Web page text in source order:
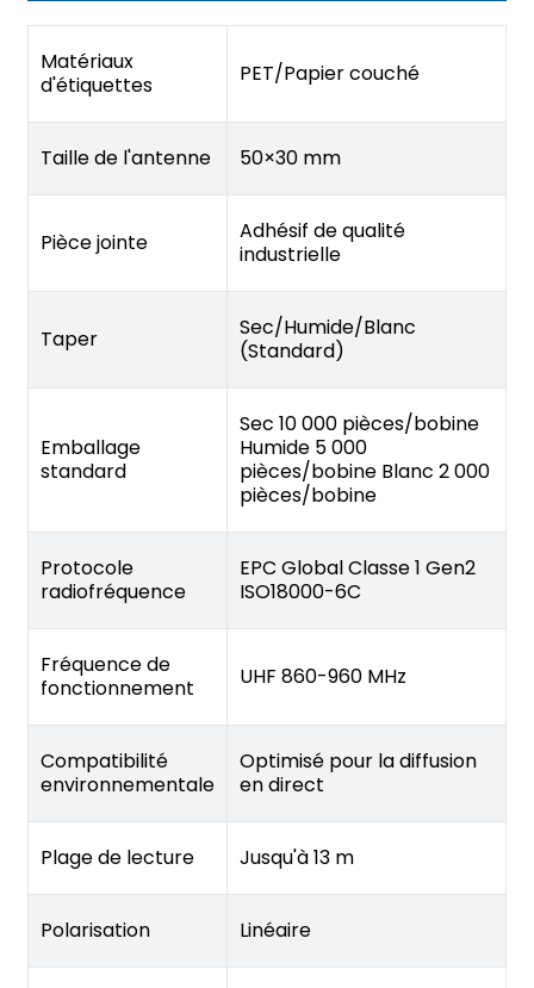
Matériaux
d'étiquettes
PET/Papier couché
Taille de l'antenne 50×30 mm
Pièce jointe
Adhésif de qualité
industrielle
Taper
Sec/Humide/Blanc
(Standard)
Emballage
standard
Sec 10 000 pièces/bobine
Humide 5 000
pièces/bobine Blanc 2 000
pièces/bobine
Protocole
radiofréquence
EPC Global Classe 1 Gen2
ISO18000-6C
Fréquence de
fonctionnement
UHF 860-960 MHz
Compatibilité
environnementale
Optimisé pour la diffusion
en direct
Plage de lecture Jusqu'à 13 m
Polarisation Linéaire